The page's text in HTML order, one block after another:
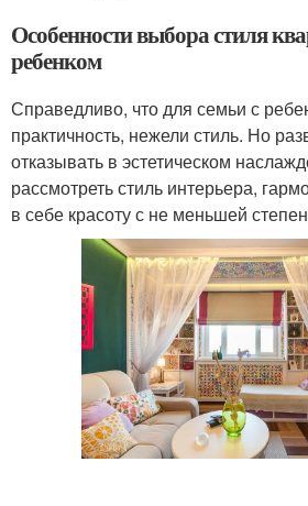
Особенности выбора стиля
ребенком
Справедливо, что для семьи с
практичность, нежели стиль. Но
отказывать в эстетическом
рассмотреть стиль интерьера,
в себе красоту с не меньшей